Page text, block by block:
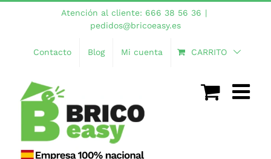
Saltar
Atención al cliente: 666 38 56 36 |
pedidos@bricoeasy.es
Contacto Blog Mi cuenta CARRITO